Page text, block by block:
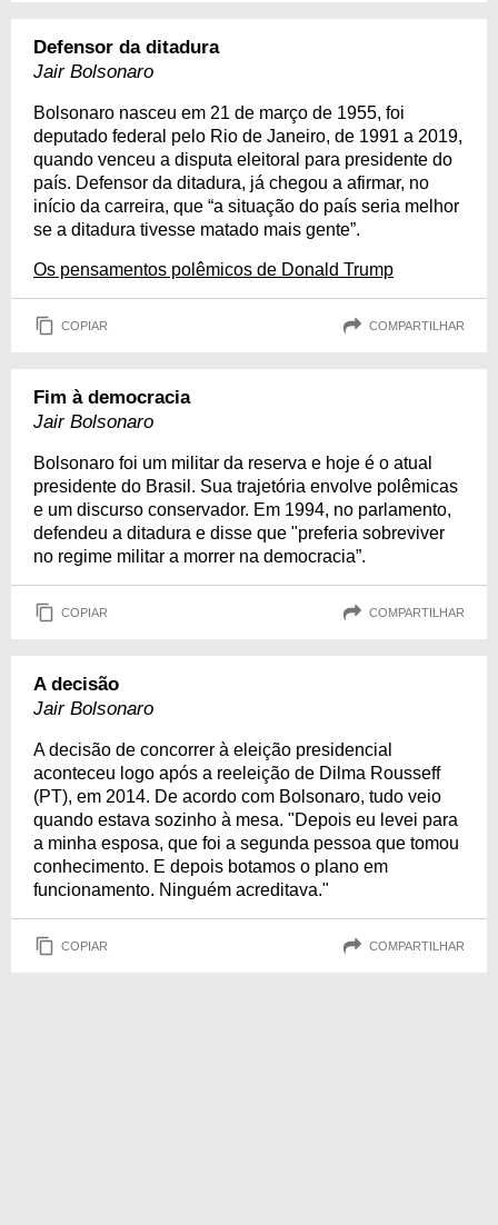
Defensor da ditadura
Jair Bolsonaro
Bolsonaro nasceu em 21 de março de 1955, foi
deputado federal pelo Rio de Janeiro, de 1991 a 2019,
quando venceu a disputa eleitoral para presidente do
país. Defensor da ditadura, já chegou a afirmar, no
início da carreira, que “a situação do país seria melhor
se a ditadura tivesse matado mais gente”.
Os pensamentos polêmicos de Donald Trump
COPIAR COMPARTILHAR
Fim à democracia
Jair Bolsonaro
Bolsonaro foi um militar da reserva e hoje é o atual
presidente do Brasil. Sua trajetória envolve polêmicas
e um discurso conservador. Em 1994, no parlamento,
defendeu a ditadura e disse que "preferia sobreviver
no regime militar a morrer na democracia”.
COPIAR COMPARTILHAR
A decisão
Jair Bolsonaro
A decisão de concorrer à eleição presidencial
aconteceu logo após a reeleição de Dilma Rousseff
(PT), em 2014. De acordo com Bolsonaro, tudo veio
quando estava sozinho à mesa. "Depois eu levei para
a minha esposa, que foi a segunda pessoa que tomou
conhecimento. E depois botamos o plano em
funcionamento. Ninguém acreditava."
COPIAR COMPARTILHAR